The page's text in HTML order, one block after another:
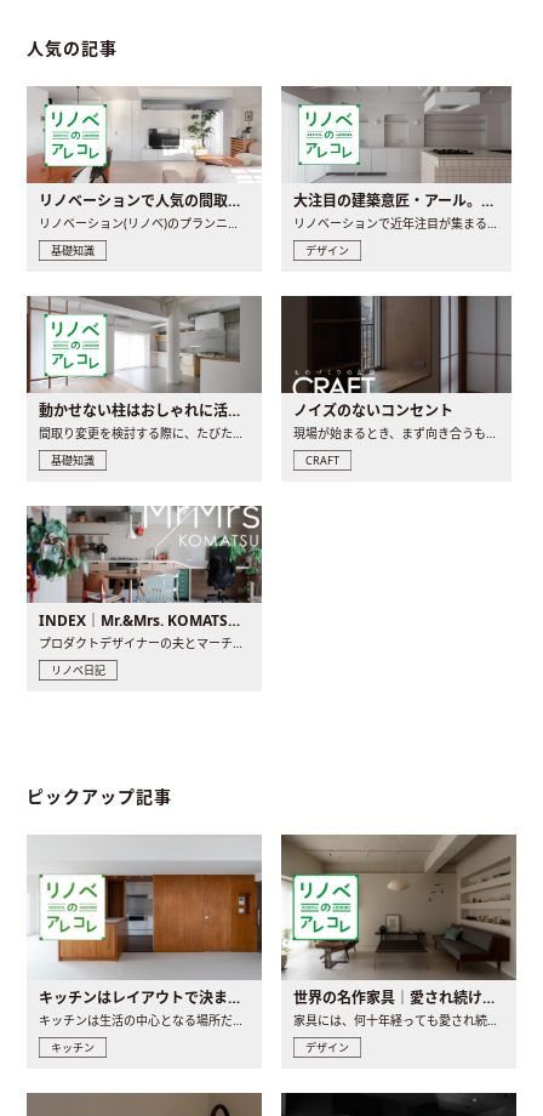
人気の記事
リノベーションで人気の間取りとは？トレンドの間取りと実例を徹底解説
リノベーション(リノベ)のプランニングで一番最初に決めるのは..
基礎知識
大注目の建築意匠・アール。人気の理由と空間に取り入れるポイント
リノベーションで近年注目が集まる建築意匠の一つであるアール..
デザイン
動かせない柱はおしゃれに活用！柱を魅せるリノベーション(リノベ)4選
間取り変更を検討する際に、たびたび皆さんの頭を悩ませる動か..
基礎知識
ノイズのないコンセント
現場が始まるとき、まず向き合うものの一つがコンセントです..
CRAFT
INDEX｜Mr.&Mrs. KOMATSU renovation diary
プロダクトデザイナーの夫とマーチャンダイザーの妻が、夫婦で..
リノベ日記
ピックアップ記事
キッチンはレイアウトで決まる。後悔しないための考え方と選び方
キッチン
世界の名作家具｜愛され続ける理由と一生モノとの出会い方
デザイン